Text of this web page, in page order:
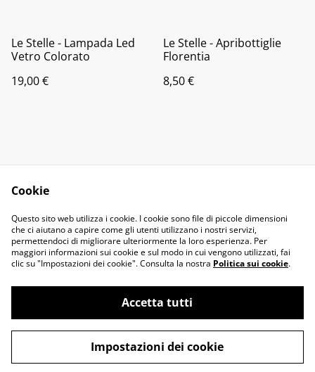
Le Stelle - Lampada Led
Vetro Colorato
19,00 €
Le Stelle - Apribottiglie
Florentia
8,50 €
Contact Us
Legal Terms
Privacy Policy
Cookie Policy
©2026il fiocco
powered by
Cookie
Questo sito web utilizza i cookie. I cookie sono file di piccole dimensioni
che ci aiutano a capire come gli utenti utilizzano i nostri servizi,
permettendoci di migliorare ulteriormente la loro esperienza. Per
maggiori informazioni sui cookie e sul modo in cui vengono utilizzati, fai
clic su "Impostazioni dei cookie". Consulta la nostra Politica sui cookie.
Accetta tutti
Impostazioni dei cookie